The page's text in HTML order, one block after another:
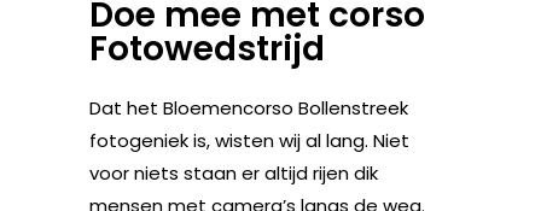
Doe mee met corso
Fotowedstrijd
Dat het Bloemencorso Bollenstreek
fotogeniek is, wisten wij al lang. Niet
voor niets staan er altijd rijen dik